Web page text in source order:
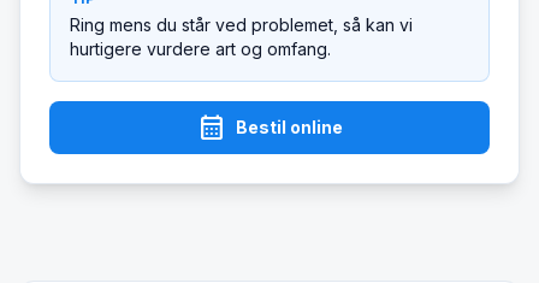
Ring mens du står ved problemet, så kan vi
hurtigere vurdere art og omfang.
calendar_month Bestil online